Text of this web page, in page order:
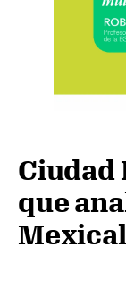
Ciudad
que